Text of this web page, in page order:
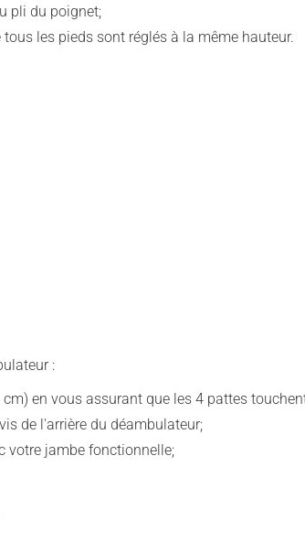
pli du poignet;
les pieds sont réglés à la même hauteur.
:
en vous assurant que les 4 pattes
de l'arrière du déambulateur;
votre jambe fonctionnelle;